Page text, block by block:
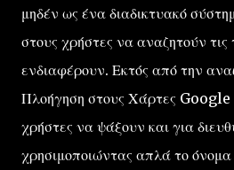
μηδέν ως ένα διαδικτυακό
στους χρήστες να αναζητούν τις
ενδιαφέρουν. Εκτός από την
Πλοήγηση στους Χάρτες Google
χρήστες να ψάξουν και για
χρησιμοποιώντας απλά το όνομα